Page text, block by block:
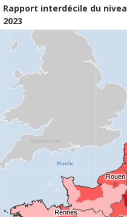
Rapport interdécile du
2023